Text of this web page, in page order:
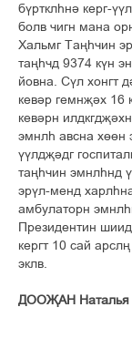
бўртклєні керг-
болв чигн мана
Хальмг Тањєчин
тањєчд 9374 кўн
йовна. Сўл хонгт
кевір гемнљіх 16
кевірн
эмнлє авсна хґґн
ўўлдљідг
тањєчин эмнлєнд
эрўл-менд
амбулаторн
Президентин
кергт 10 сай
эклв.
ДООЉАН Наталья